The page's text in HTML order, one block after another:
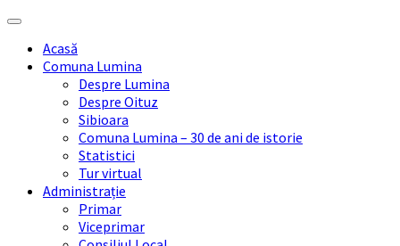
Skip
content
Skip
sidebar
Skip
right
sidebar
Skip
footerAcasă
Comuna Lumina
Despre Lumina
Despre Oituz
Sibioara
Comuna Lumina – 30 de ani de istorie
Statistici
Tur virtual
Administrație
Primar
Viceprimar